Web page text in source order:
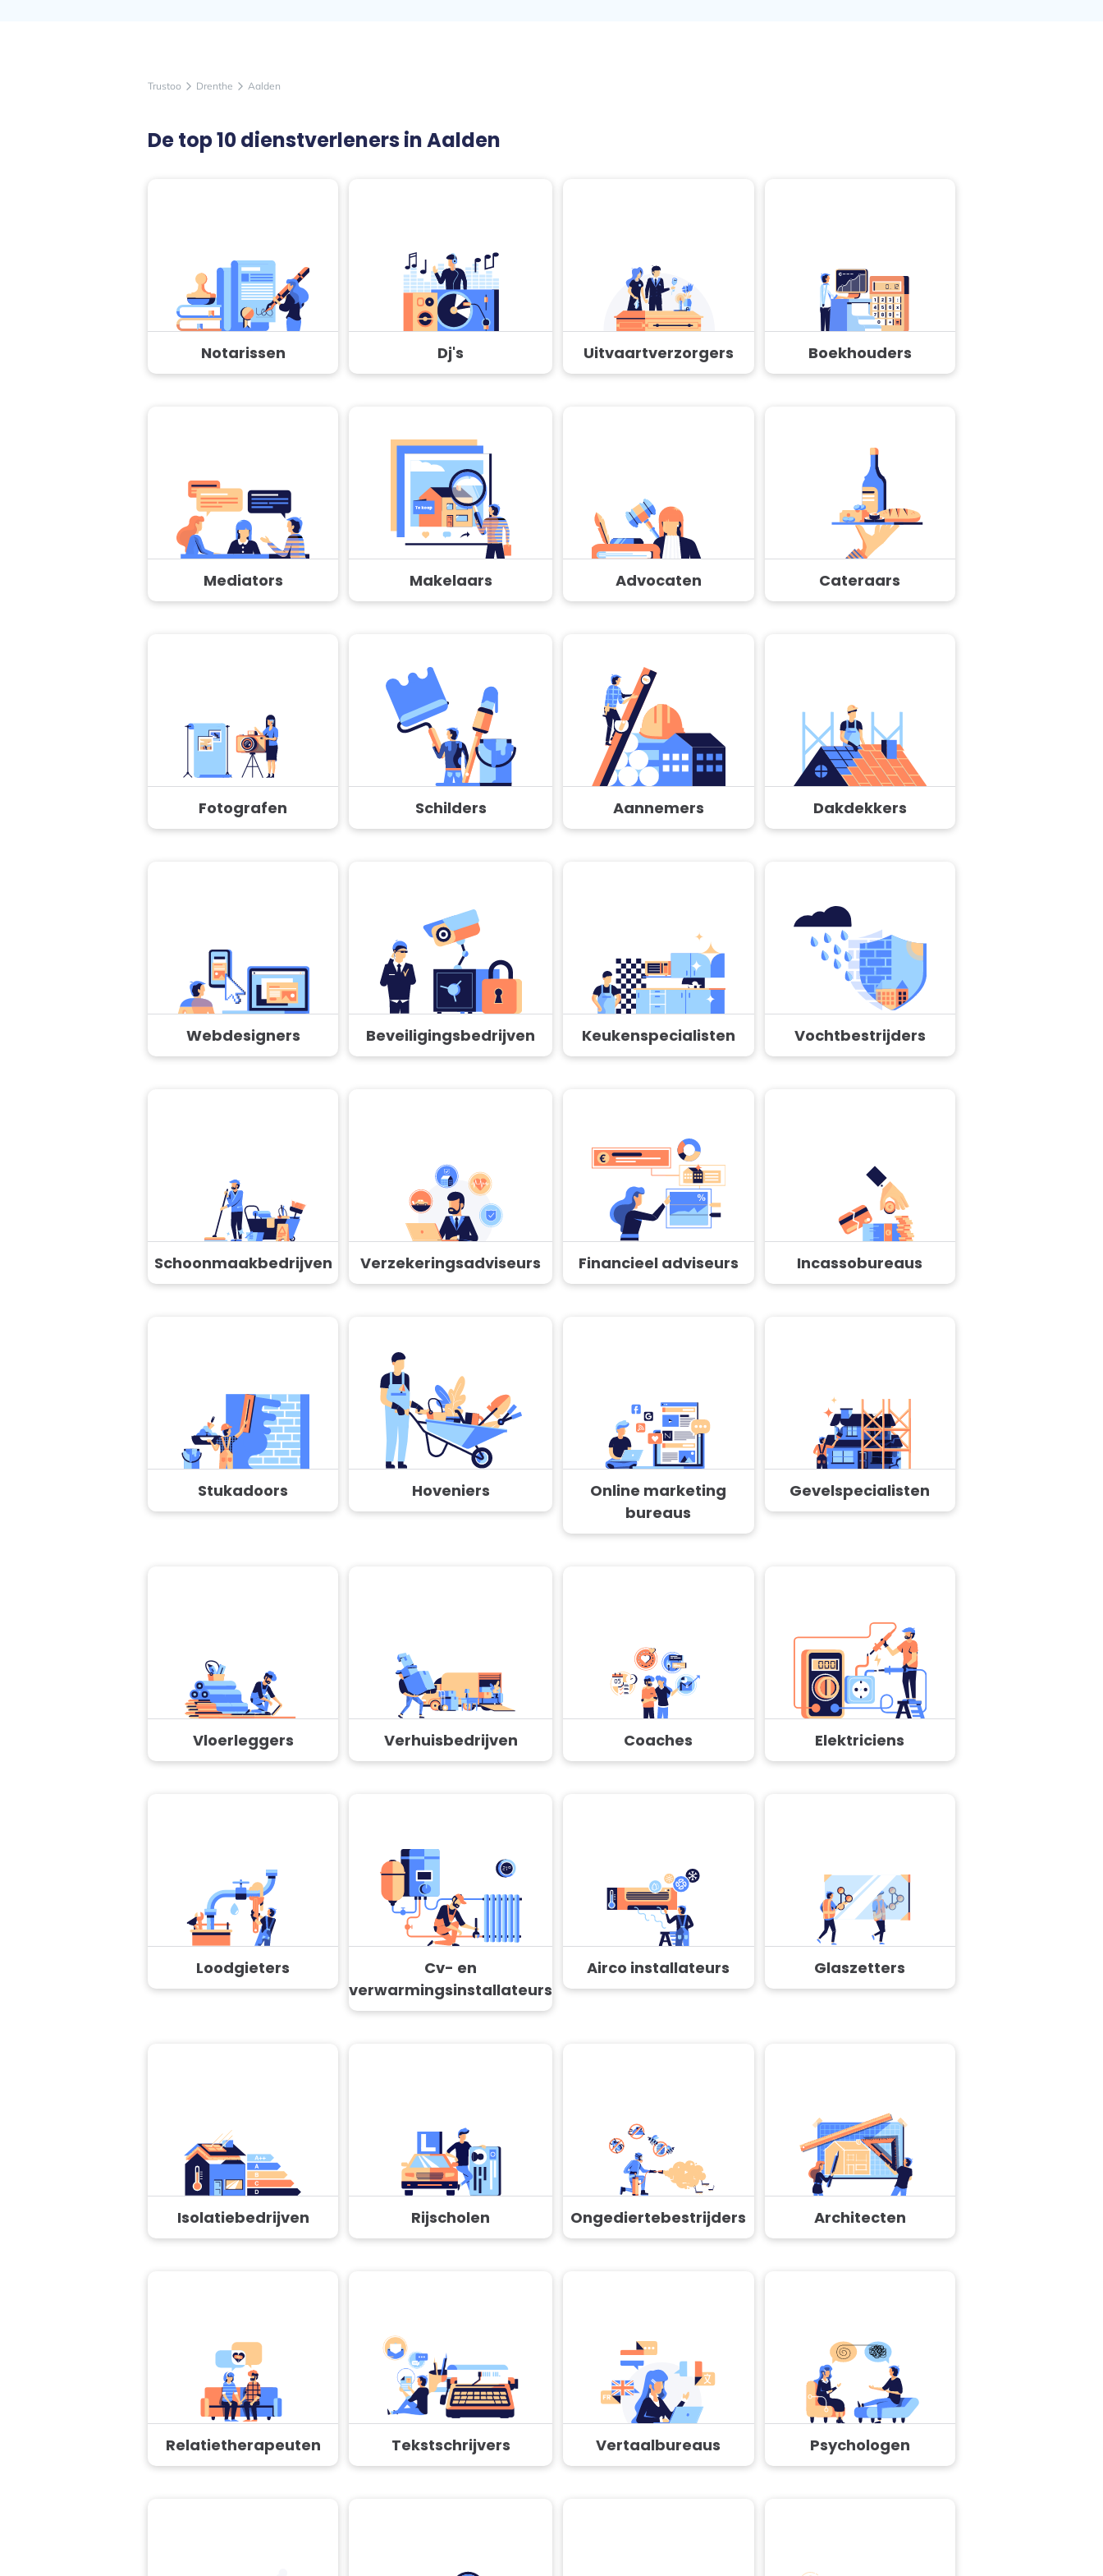
Trustoo arrow_forward_ios Drenthe arrow_forward_ios Aalden
De top 10 dienstverleners in Aalden
Notarissen Dj's Uitvaartverzorgers Boekhouders
Mediators Makelaars Advocaten Cateraars
Fotografen Schilders Aannemers Dakdekkers
Webdesigners Beveiligingsbedrijven Keukenspecialisten Vochtbestrijders
Schoonmaakbedrijven Verzekeringsadviseurs Financieel adviseurs Incassobureaus
Stukadoors Hoveniers
Online marketing
bureaus
Gevelspecialisten
Vloerleggers Verhuisbedrijven Coaches Elektriciens
Loodgieters
Cv- en
verwarmingsinstallateurs
Airco installateurs Glaszetters
Isolatiebedrijven Rijscholen Ongediertebestrijders Architecten
Relatietherapeuten Tekstschrijvers Vertaalbureaus Psychologen